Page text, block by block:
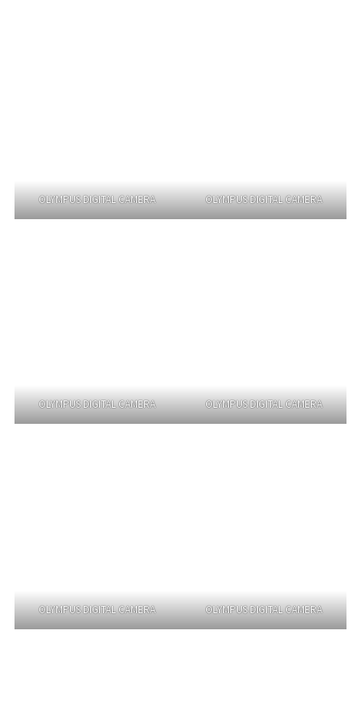
OLYMPUS DIGITAL CAMERA OLYMPUS DIGITAL CAMERA
OLYMPUS DIGITAL CAMERA OLYMPUS DIGITAL CAMERA
OLYMPUS DIGITAL CAMERA OLYMPUS DIGITAL CAMERA